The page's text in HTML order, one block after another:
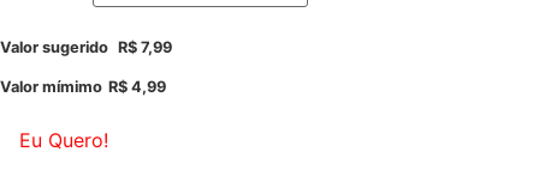
Valor sugerido R$ 7,99
Valor mímimo R$ 4,99
Eu Quero!